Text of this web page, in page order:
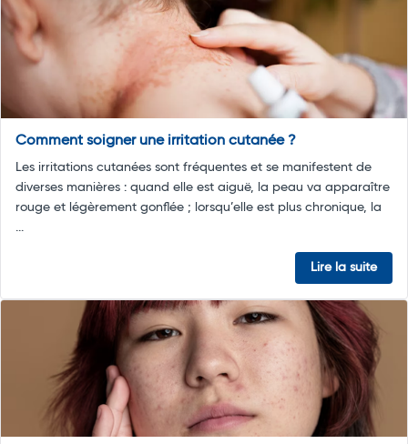
Comment soigner une irritation cutanée ?
Les irritations cutanées sont fréquentes et se manifestent de
diverses manières : quand elle est aiguë, la peau va apparaître
rouge et légèrement gonflée ; lorsqu’elle est plus chronique, la
...
Lire la suite